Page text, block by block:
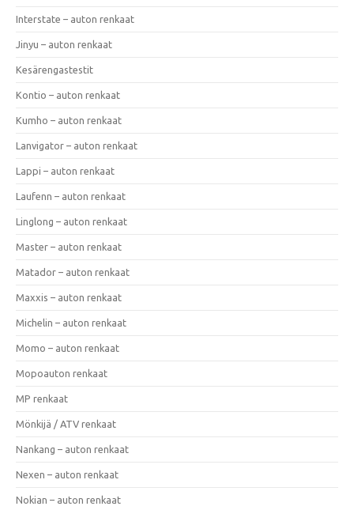
Interstate – auton renkaat
Jinyu – auton renkaat
Kesärengastestit
Kontio – auton renkaat
Kumho – auton renkaat
Lanvigator – auton renkaat
Lappi – auton renkaat
Laufenn – auton renkaat
Linglong – auton renkaat
Master – auton renkaat
Matador – auton renkaat
Maxxis – auton renkaat
Michelin – auton renkaat
Momo – auton renkaat
Mopoauton renkaat
MP renkaat
Mönkijä / ATV renkaat
Nankang – auton renkaat
Nexen – auton renkaat
Nokian – auton renkaat